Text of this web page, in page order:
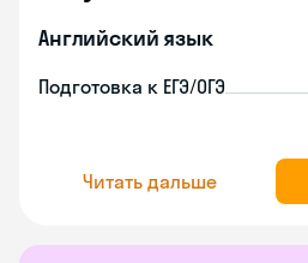
Английский язык
Подготовка к ЕГЭ/ОГЭ
Читать дальше